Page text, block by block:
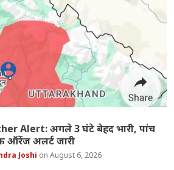
Alert: अगले 3 घंटे बेहद भारी, पांच
ऑरेंज अलर्ट जारी
Joshi August 6, 2026